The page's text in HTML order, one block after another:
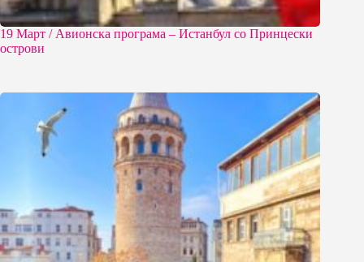
19 Март / Aвионска програма – Истанбул со Принцески
острови